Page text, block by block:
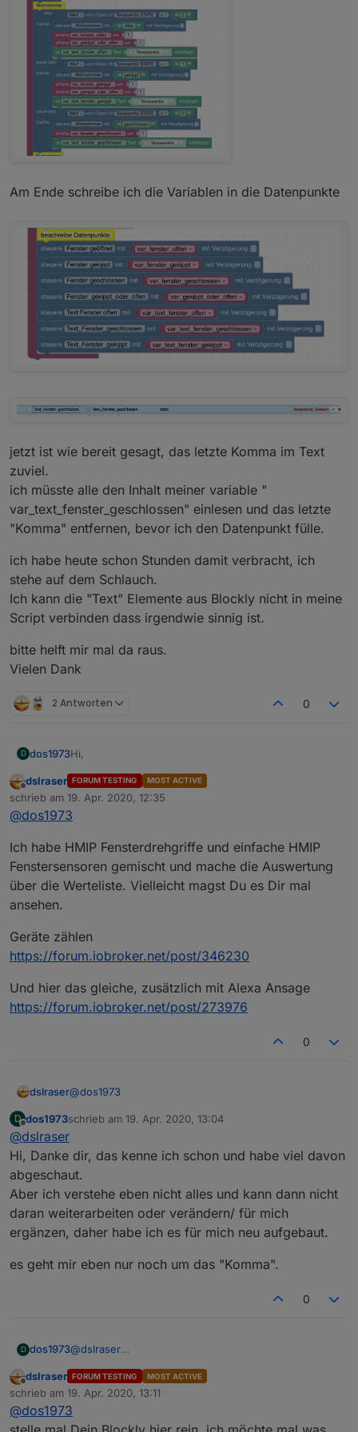
Am Ende schreibe ich die Variablen in die Datenpunkte
jetzt ist wie bereit gesagt, das letzte Komma im Text
zuviel.
ich müsste alle den Inhalt meiner variable "
var_text_fenster_geschlossen" einlesen und das letzte
"Komma" entfernen, bevor ich den Datenpunkt fülle.
ich habe heute schon Stunden damit verbracht, ich
stehe auf dem Schlauch.
Ich kann die "Text" Elemente aus Blockly nicht in meine
Script verbinden dass irgendwie sinnig ist.
bitte helft mir mal da raus.
Vielen Dank
2 Antworten 0
D dos1973Hi,
ich versuche ein "letztes Komma" in meinem DP zu
entfernen, aber egal wo ich ansetze es zerschiesst
mir mein Blockly. Es gibt ein Haufen Fenster Status
was ich gerne wollte. Ich also nachfolgendes Blockly
und es funktioniert einwandfrei nur habe ich eben ein
"letztes Komma" in meinem DP, das ich aus
"Perfektionsgründen" gerne weg hätte.
mein Blockly ist bestimmt nich so elegant wieviele
ich gehe reagier auf die Trigger der HM Fenstergriffe
und schreibe abhängig davon in variable den Namen
der Fenster.
Datenpunkte
Offline
dslraser FORUM TESTING MOST ACTIVE
schrieb am 19. Apr. 2020, 12:35
zuletzt editiert von
@dos1973
Ich habe HMIP Fensterdrehgriffe und einfache HMIP
Fenstersensoren gemischt und mache die Auswertung
über die Werteliste. Vielleicht magst Du es Dir mal
ansehen.
Geräte zählen
https://forum.iobroker.net/post/346230
Und hier das gleiche, zusätzlich mit Alexa Ansage
https://forum.iobroker.net/post/273976
0
dslraser@dos1973
Ich habe HMIP Fensterdrehgriffe und einfache HMIP
Auswertung über die Werteliste. Vielleicht magst Du
Geräte zählen
https://forum.iobroker.net/post/346230
Und hier das gleiche, zusätzlich mit Alexa Ansage
https://forum.iobroker.net/post/273976
D
Offline
dos1973schrieb am 19. Apr. 2020, 13:04
zuletzt editiert von
@dslraser
Hi, Danke dir, das kenne ich schon und habe viel davon
abgeschaut.
Aber ich verstehe eben nicht alles und kann dann nicht
daran weiterarbeiten oder verändern/ für mich
ergänzen, daher habe ich es für mich neu aufgebaut.
es geht mir eben nur noch um das "Komma".
0
D dos1973@dslraser
davon abgeschaut.
Aber ich verstehe eben nicht alles und kann dann
nicht daran weiterarbeiten oder verändern/ für mich
ergänzen, daher habe ich es für mich neu aufgebaut.
es geht mir eben nur noch um das "Komma".
Offline
dslraser FORUM TESTING MOST ACTIVE
schrieb am 19. Apr. 2020, 13:11
zuletzt editiert von
@dos1973